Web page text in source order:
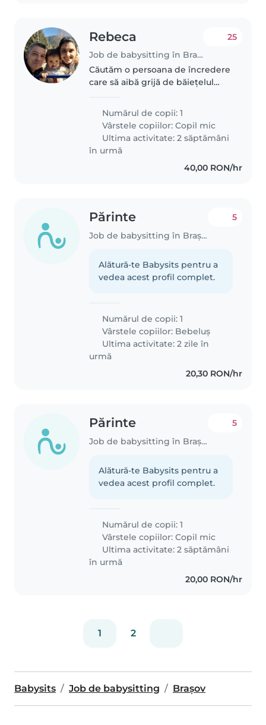
Rebeca
Job de babysitting în Brașov
25
Căutăm o persoana de încredere
care să aibă grijă de băiețelul
copil jucăuș, amuzant, mancacios
și curios. A inceput cresa de 2
luni de zile, astfel..
Numărul de copii: 1
Vârstele copiilor:Copil mic
Ultima activitate: 2 săptămâni
în urmă
40,00 RON/hr
Părinte
Job de babysitting în Brașov
5
Alătură-te Babysits pentru a
vedea acest profil complet.
Numărul de copii: 1
Vârstele copiilor: Bebeluș
Ultima activitate: 2 zile în
urmă
20,30 RON/hr
Părinte
Job de babysitting în Brașov
5
Alătură-te Babysits pentru a
vedea acest profil complet.
Numărul de copii: 1
Vârstele copiilor:Copil mic
Ultima activitate: 2 săptămâni
în urmă
20,00 RON/hr
1 2
Babysits Job de babysitting Brașov